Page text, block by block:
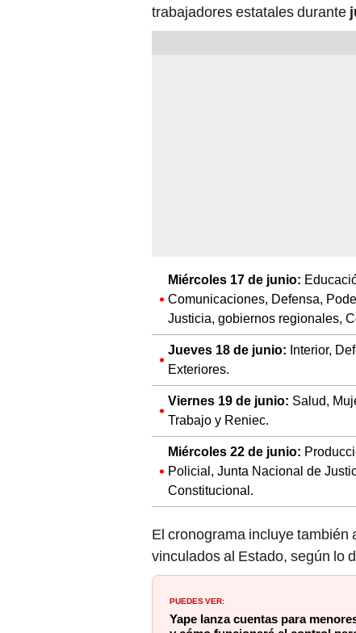
trabajadores estatales durante
Miércoles 17 de junio:
Comunicaciones, Defensa,
Justicia, gobiernos regionales,
Jueves 18 de junio: Interior,
Exteriores.
Viernes 19 de junio: Salud,
Trabajo y Reniec.
Miércoles 22 de junio:
Policial, Junta Nacional de
Constitucional.
El cronograma incluye también
vinculados al Estado, según lo
PUEDES VER:
Yape lanza cuentas para